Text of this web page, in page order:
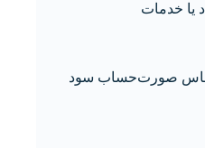
یا خدمات
اساس صورت‌حساب سود